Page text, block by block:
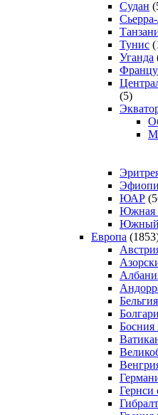
Судан
Тунис
Уганда
(5)
ЮАР
Южная
Южный
Европа
Бельгия
Босния
Гернси